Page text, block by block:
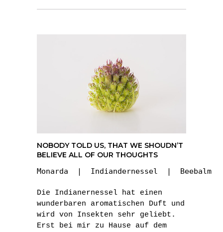
NOBODY TOLD US, THAT WE SHOUDN’T
BELIEVE ALL OF OUR THOUGHTS
Monarda  |  Indiandernessel  |  Beebalm
Die Indianernessel hat einen
wunderbaren aromatischen Duft und
wird von Insekten sehr geliebt.
Erst bei mir zu Hause auf dem